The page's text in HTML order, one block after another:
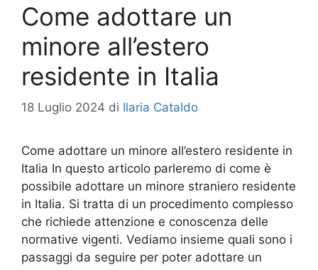
Come adottare un
minore all’estero
residente in Italia
18 Luglio 2024 di Ilaria Cataldo
Come adottare un minore all’estero residente in
Italia In questo articolo parleremo di come è
possibile adottare un minore straniero residente
in Italia. Si tratta di un procedimento complesso
che richiede attenzione e conoscenza delle
normative vigenti. Vediamo insieme quali sono i
passaggi da seguire per poter adottare un